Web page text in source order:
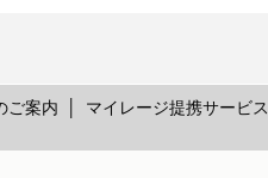
ご案内 マイレージ提携サービス